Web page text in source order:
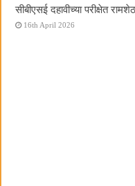
सीबीएसई दहावीच्या परीक्षेत
16th April 2026